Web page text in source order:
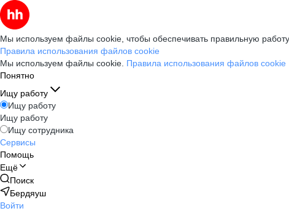
Мы используем файлы cookie, чтобы обеспечивать правильную
Правила использования файлов cookie
Мы используем файлы cookie. Правила использования файлов cookie
Понятно
Ищу работу
Ищу работу
Ищу работу
Ищу сотрудника
Сервисы
Помощь
Ещё
Поиск
Бердяуш
Войти